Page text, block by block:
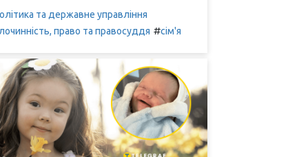
та державне управління
право та правосуддя #сім'я